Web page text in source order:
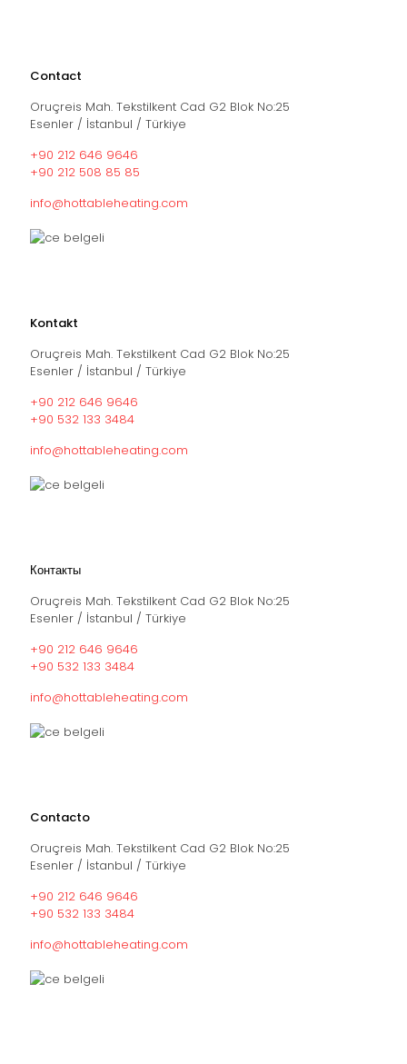
Contact
Oruçreis Mah. Tekstilkent Cad G2 Blok No:25
Esenler / İstanbul / Türkiye
+90 212 646 9646
+90 212 508 85 85
info@hottableheating.com
Kontakt
Oruçreis Mah. Tekstilkent Cad G2 Blok No:25
Esenler / İstanbul / Türkiye
+90 212 646 9646
+90 532 133 3484
info@hottableheating.com
Контакты
Oruçreis Mah. Tekstilkent Cad G2 Blok No:25
Esenler / İstanbul / Türkiye
+90 212 646 9646
+90 532 133 3484
info@hottableheating.com
Contacto
Oruçreis Mah. Tekstilkent Cad G2 Blok No:25
Esenler / İstanbul / Türkiye
+90 212 646 9646
+90 532 133 3484
info@hottableheating.com